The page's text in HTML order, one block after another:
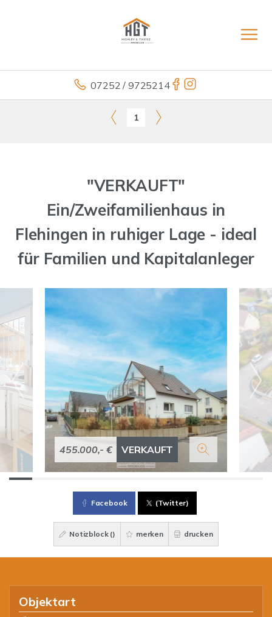
07252 / 9725214
1
"VERKAUFT"
Ein/Zweifamilienhaus in
Flehingen in ruhiger Lage - ideal
für Familien und Kapitalanleger
455.000,- € VERKAUFT
Facebook (Twitter)
Notizblock () merken drucken
Objektart